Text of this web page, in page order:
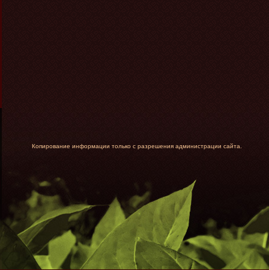
Копирование информации только с разрешения администрации сайта.